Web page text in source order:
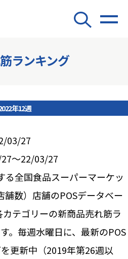
ランキング
年12週
03/27
～22/03/27
る全国食品スーパーマーケッ
舗数）店舗のPOSデータベー
カテゴリーの新商品売れ筋ラ
。毎週水曜日に、最新のPOS
更新中（2019年第26週以